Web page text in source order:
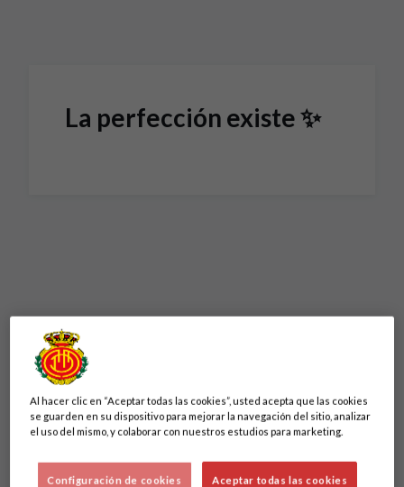
La perfección existe ✨
Al hacer clic en “Aceptar todas las cookies”, usted acepta que las cookies
se guarden en su dispositivo para mejorar la navegación del sitio, analizar
el uso del mismo, y colaborar con nuestros estudios para marketing.
Aceptar todas las cookies
Configuración de cookies